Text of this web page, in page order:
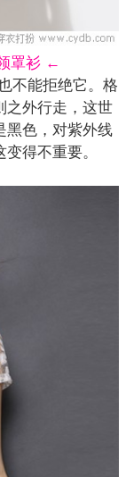
罩衫 ←
不能拒绝它。格
之外行走，这世
黑色，对紫外线
得不重要。